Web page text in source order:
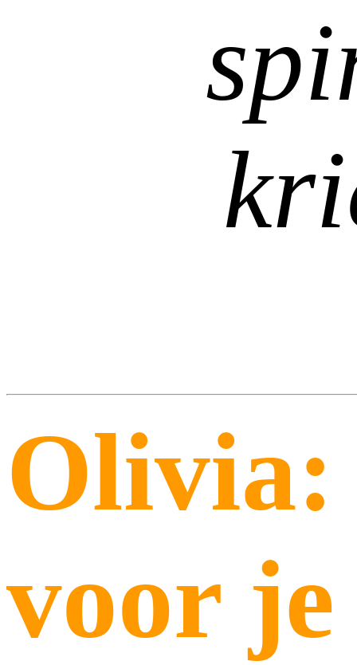
Olivia:
voor